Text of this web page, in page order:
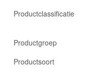
Productclassificatie
Productgroep
Productsoort